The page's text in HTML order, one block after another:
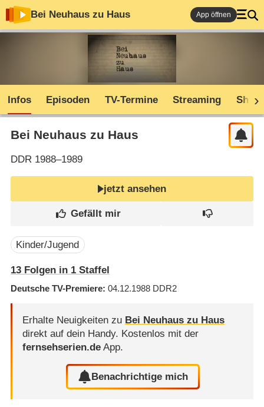
Bei Neuhaus zu Haus App öffnen
Infos Episoden TV-Termine Streaming Shop
Bei Neuhaus zu Haus
DDR1988–1989
jetzt ansehen
Kinder/Jugend
13Folgen in 1Staffel
Deutsche TV-Premiere 04.12.1988 DDR2
Erhalte Neuigkeiten zu Bei Neuhaus zu Haus
direkt auf dein Handy. Kostenlos mit der
fernsehserien.deApp.
Benachrichtige mich